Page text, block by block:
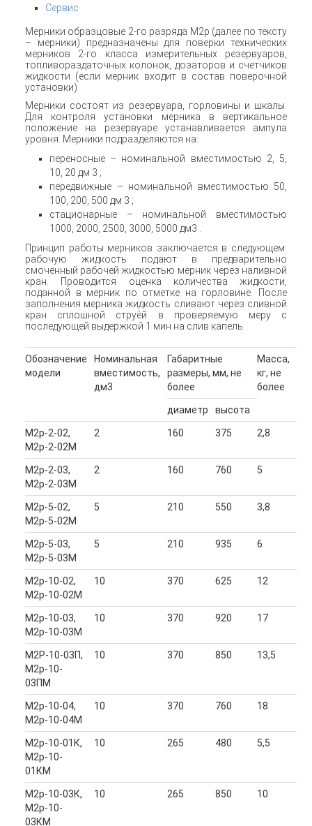
Сервис
Мерники образцовые 2-го разряда М2р (далее по тексту
– мерники) предназначены для поверки технических
мерников 2-го класса измерительных резервуаров,
топливораздаточных колонок, дозаторов и счетчиков
жидкости (если мерник входит в состав поверочной
установки)
Мерники состоят из резервуара, горловины и шкалы.
Для контроля установки мерника в вертикальное
положение на резервуаре устанавливается ампула
уровня. Мерники подразделяются на:
переносные – номинальной вместимостью 2, 5,
10, 20 дм 3 ;
передвижные – номинальной вместимостью 50,
100, 200, 500 дм 3 ;
стационарные – номинальной вместимостью
1000, 2000, 2500, 3000, 5000 дм3 .
Принцип работы мерников заключается в следующем:
рабочую жидкость подают в предварительно
смоченный рабочей жидкостью мерник через наливной
кран. Проводится оценка количества жидкости,
поданной в мерник по отметке на горловине. После
заполнения мерника жидкость сливают через сливной
кран сплошной струѐй в проверяемую меру с
последующей выдержкой 1 мин на слив капель.
Обозначение
модели
Номинальная
вместимость,
дм3
Габаритные
размеры, мм, не
более
Масса,
кг, не
более
диаметр высота
М2р-2-02,
М2р-2-02М
2 160 375 2,8
М2р-2-03,
М2р-2-03М
2 160 760 5
М2р-5-02,
М2р-5-02М
5 210 550 3,8
М2р-5-03,
М2р-5-03М
5 210 935 6
М2р-10-02,
М2р-10-02М
10 370 625 12
М2р-10-03,
М2р-10-03М
10 370 920 17
М2Р-10-03П,
М2р-10-
03ПМ
10 370 850 13,5
М2р-10-04,
М2р-10-04М
10 370 760 18
М2р-10-01К,
М2р-10-
01КМ
10 265 480 5,5
М2р-10-03К,
М2р-10-
03КМ
10 265 850 10